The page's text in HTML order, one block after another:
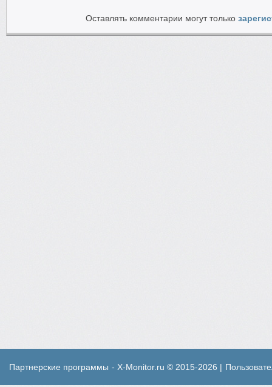
Оставлять комментарии могут только
Партнерские программы - X-Monitor.ru © 2015-2026 |